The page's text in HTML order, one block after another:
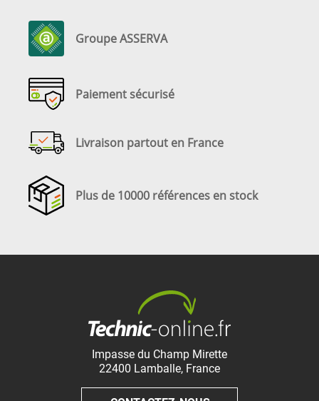
Groupe ASSERVA
Paiement sécurisé
Livraison partout en France
Plus de 10000 références en stock
Impasse du Champ Mirette
22400 Lamballe, France